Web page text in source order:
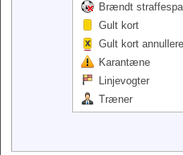
Brændt
Gult kort
Gult kort
Karantæne
Linjevogter
Træner